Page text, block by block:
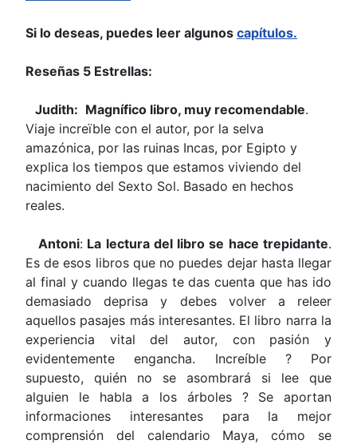
Si lo deseas, puedes leer algunos capítulos.
Reseñas 5 Estrellas:
Judith: Magnífico libro, muy recomendable.
Viaje increïble con el autor, por la selva
amazónica, por las ruinas Incas, por Egipto y
explica los tiempos que estamos viviendo del
nacimiento del Sexto Sol. Basado en hechos
reales.
Antoni:La lectura del libro se hace trepidante.
Es de esos libros que no puedes dejar hasta llegar
al final y cuando llegas te das cuenta que has ido
demasiado deprisa y debes volver a releer
aquellos pasajes más interesantes. El libro narra la
experiencia vital del autor, con pasión y
evidentemente engancha. Increíble ? Por
supuesto, quién no se asombrará si lee que
alguien le habla a los árboles ? Se aportan
informaciones interesantes para la mejor
comprensión del calendario Maya, cómo se